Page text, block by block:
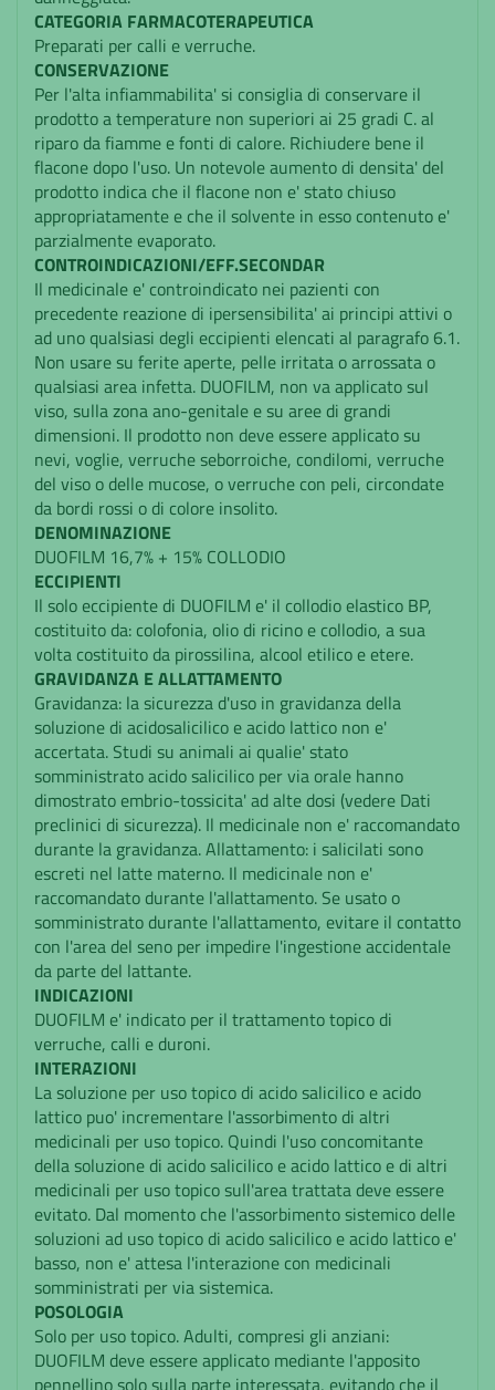
CATEGORIA FARMACOTERAPEUTICA
Preparati per calli e verruche.
CONSERVAZIONE
Per l'alta infiammabilita' si consiglia di conservare il
prodotto a temperature non superiori ai 25 gradi C. al
riparo da fiamme e fonti di calore. Richiudere bene il
flacone dopo l'uso. Un notevole aumento di densita' del
prodotto indica che il flacone non e' stato chiuso
appropriatamente e che il solvente in esso contenuto e'
parzialmente evaporato.
CONTROINDICAZIONI/EFF.SECONDAR
Il medicinale e' controindicato nei pazienti con
precedente reazione di ipersensibilita' ai principi attivi o
ad uno qualsiasi degli eccipienti elencati al paragrafo 6.1.
Non usare su ferite aperte, pelle irritata o arrossata o
qualsiasi area infetta. DUOFILM, non va applicato sul
viso, sulla zona ano-genitale e su aree di grandi
dimensioni. Il prodotto non deve essere applicato su
nevi, voglie, verruche seborroiche, condilomi, verruche
del viso o delle mucose, o verruche con peli, circondate
da bordi rossi o di colore insolito.
DENOMINAZIONE
DUOFILM 16,7% + 15% COLLODIO
ECCIPIENTI
Il solo eccipiente di DUOFILM e' il collodio elastico BP,
costituito da: colofonia, olio di ricino e collodio, a sua
volta costituito da pirossilina, alcool etilico e etere.
GRAVIDANZA E ALLATTAMENTO
Gravidanza: la sicurezza d'uso in gravidanza della
soluzione di acidosalicilico e acido lattico non e'
accertata. Studi su animali ai qualie' stato
somministrato acido salicilico per via orale hanno
dimostrato embrio-tossicita' ad alte dosi (vedere Dati
preclinici di sicurezza). Il medicinale non e' raccomandato
durante la gravidanza. Allattamento: i salicilati sono
escreti nel latte materno. Il medicinale non e'
raccomandato durante l'allattamento. Se usato o
somministrato durante l'allattamento, evitare il contatto
con l'area del seno per impedire l'ingestione accidentale
da parte del lattante.
INDICAZIONI
DUOFILM e' indicato per il trattamento topico di
verruche, calli e duroni.
INTERAZIONI
La soluzione per uso topico di acido salicilico e acido
lattico puo' incrementare l'assorbimento di altri
medicinali per uso topico. Quindi l'uso concomitante
della soluzione di acido salicilico e acido lattico e di altri
medicinali per uso topico sull'area trattata deve essere
evitato. Dal momento che l'assorbimento sistemico delle
soluzioni ad uso topico di acido salicilico e acido lattico e'
basso, non e' attesa l'interazione con medicinali
somministrati per via sistemica.
POSOLOGIA
Solo per uso topico. Adulti, compresi gli anziani:
DUOFILM deve essere applicato mediante l'apposito
pennellino solo sulla parte interessata, evitando che il